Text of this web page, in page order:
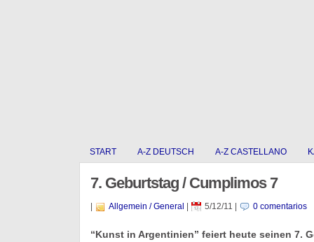
START A-Z DEUTSCH A-Z CASTELLANO
7. Geburtstag / Cumplimos 7
Allgemein / General 5/12/11 0 comentarios
“Kunst in Argentinien” feiert heute seinen 7.